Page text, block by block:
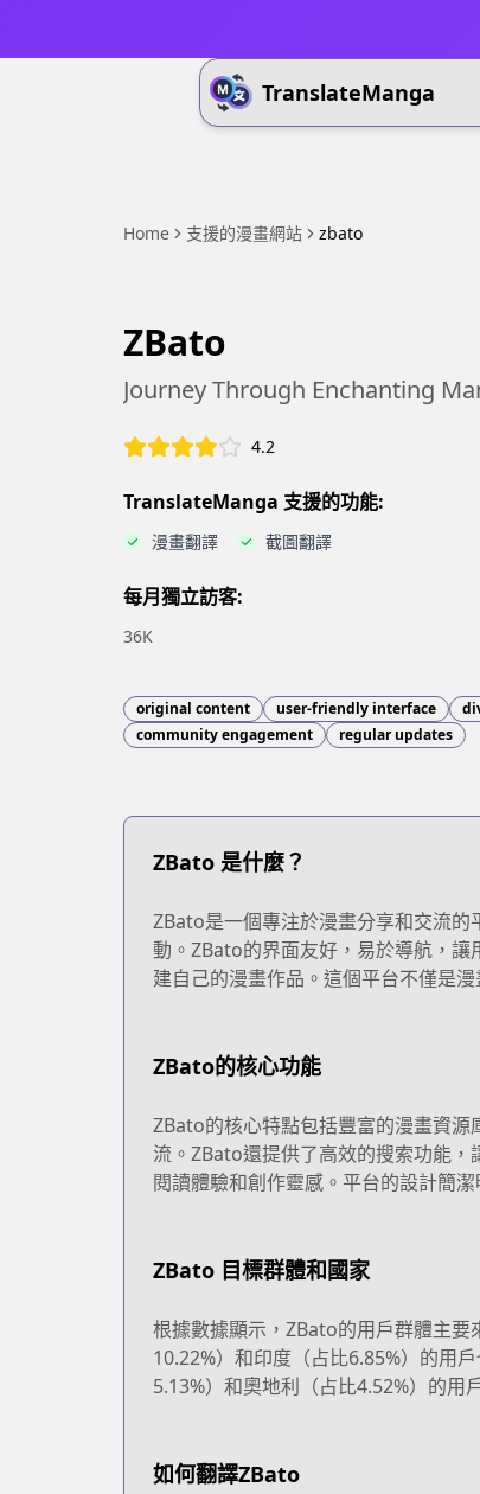
TranslateManga
Home 支援的漫畫網站 zbato
ZBato
Journey Through Enchanting
4.2
TranslateManga 支援的功能:
漫畫翻譯 截圖翻譯
每月獨立訪客:
36K
original content user-friendly interface
community engagement
regular updates
ZBato 是什麼？
ZBato是一個專注於漫畫分享和交流
動。ZBato的界面友好，易於導航，
建自己的漫畫作品。這個平台不僅是
ZBato的核心功能
ZBato的核心特點包括豐富的漫畫資
流。ZBato還提供了高效的搜索功能
閱讀體驗和創作靈感。平台的設計簡
ZBato 目標群體和國家
根據數據顯示，ZBato的用戶群體主
10.22%）和印度（占比6.85%）的用
5.13%）和奧地利（占比4.52%）的用
如何翻譯ZBato